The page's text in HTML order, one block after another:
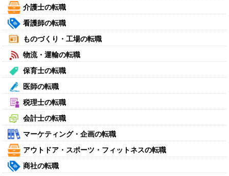
介護士の転職
看護師の転職
ものづくり・工場の転職
物流・運輸の転職
保育士の転職
医師の転職
税理士の転職
会計士の転職
マーケティング・企画の転職
アウトドア・スポーツ・フィットネスの転職
商社の転職